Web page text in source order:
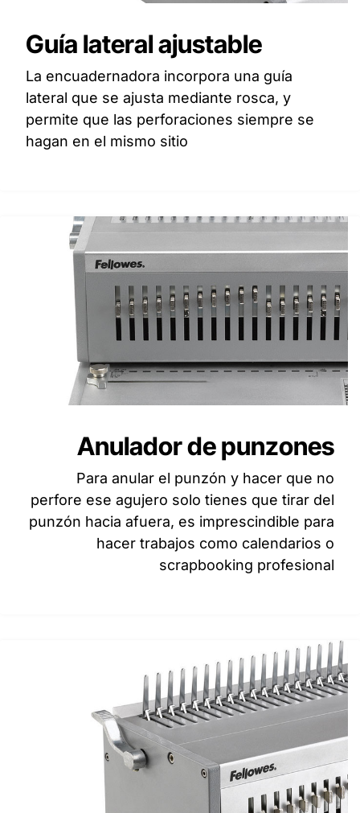
Guía lateral ajustable
La encuadernadora incorpora una guía
lateral que se ajusta mediante rosca, y
permite que las perforaciones siempre se
hagan en el mismo sitio
Anulador de punzones
Para anular el punzón y hacer que no
perfore ese agujero solo tienes que tirar del
punzón hacia afuera, es imprescindible para
hacer trabajos como calendarios o
scrapbooking profesional